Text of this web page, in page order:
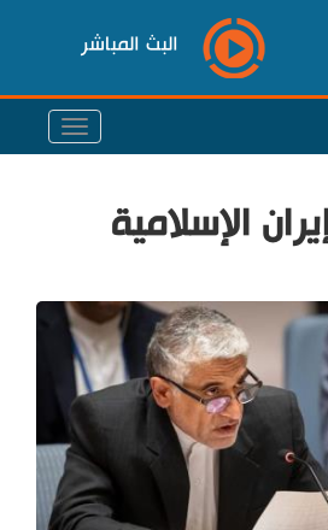
البث المباشر
الإسلامية